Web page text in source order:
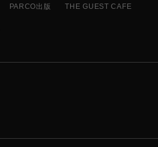
PARCO出版 THE GUEST CAFE